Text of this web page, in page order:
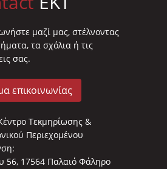
μαζί μας, στέλνοντας
τα σχόλια ή τις
σας.
επικοινωνίας
Τεκμηρίωσης &
Περιεχομένου
56, 17564 Παλαιό Φάληρο